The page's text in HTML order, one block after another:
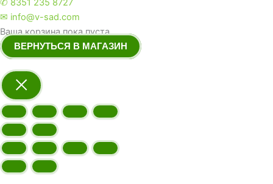
✆ 8351 235 8727
✉ info@v-sad.com
Ваша корзина пока пуста.
ВЕРНУТЬСЯ В МАГАЗИН